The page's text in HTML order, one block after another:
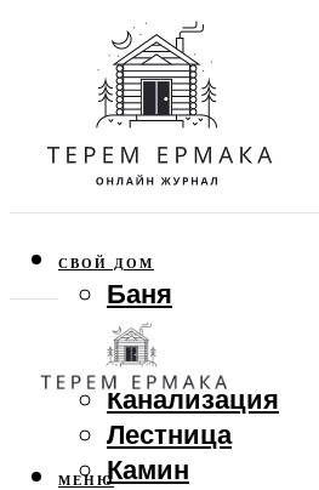
СВОЙ ДОМ
Баня
Веранда
Забор
Канализация
Лестница
Камин
МЕНЮ